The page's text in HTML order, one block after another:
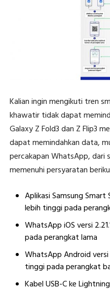
Kalian ingin mengikuti tren
khawatir tidak dapat
Galaxy Z Fold3 dan Z Flip3
dapat memindahkan data,
percakapan WhatsApp, dari
memenuhi persyaratan
Aplikasi Samsung
lebih tinggi pada
WhatsApp iOS versi
pada perangkat lama
WhatsApp Android versi
tinggi pada perangkat
Kabel USB-C ke